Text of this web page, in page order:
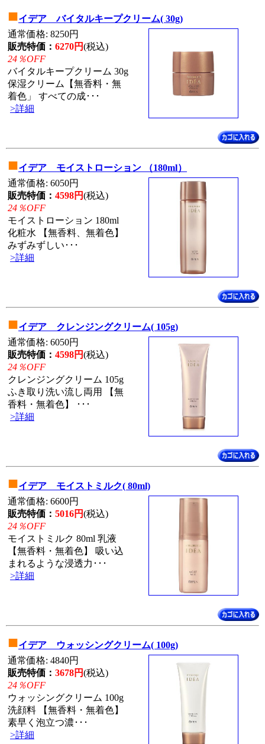
■イデア バイタルキープクリーム( 30g)
通常価格: 8250円
販売特価： 6270円(税込)
24％OFF
バイタルキープクリーム 30g
保湿クリーム【無香料・無
着色」 すべての成･･･
>詳細
■イデア モイストローション （180ml）
通常価格: 6050円
販売特価： 4598円(税込)
24％OFF
モイストローション 180ml
化粧水 【無香料、無着色】
みずみずしい･･･
>詳細
■イデア クレンジングクリーム( 105g)
通常価格: 6050円
販売特価： 4598円(税込)
24％OFF
クレンジングクリーム 105g
ふき取り洗い流し両用 【無
香料・無着色】 ･･･
>詳細
■イデア モイストミルク( 80ml)
通常価格: 6600円
販売特価： 5016円(税込)
24％OFF
モイストミルク 80ml 乳液
【無香料・無着色】 吸い込
まれるような浸透力･･･
>詳細
■イデア ウォッシングクリーム( 100g)
通常価格: 4840円
販売特価： 3678円(税込)
24％OFF
ウォッシングクリーム 100g
洗顔料 【無香料・無着色】
素早く泡立つ濃･･･
>詳細